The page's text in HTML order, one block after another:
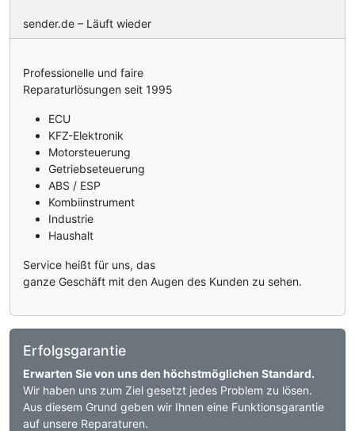
sender.de – Läuft wieder
Professionelle und faire
Reparaturlösungen seit 1995
ECU
KFZ-Elektronik
Motorsteuerung
Getriebseteuerung
ABS / ESP
Kombiinstrument
Industrie
Haushalt
Service heißt für uns, das
ganze Geschäft mit den Augen des Kunden zu sehen.
Erfolgsgarantie
Erwarten Sie von uns den höchstmöglichen Standard.
Wir haben uns zum Ziel gesetzt jedes Problem zu lösen.
Aus diesem Grund geben wir Ihnen eine Funktionsgarantie
auf unsere Reparaturen.